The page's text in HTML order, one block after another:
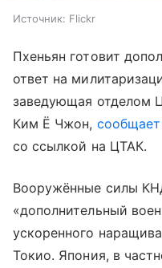
Источник: Flickr
Пхеньян готовит
ответ на
заведующая отделом
Ким Ё Чжон, сообщает
со ссылкой на ЦТАК.
Вооружённые силы
«дополнительный
ускоренного
Токио. Япония, в